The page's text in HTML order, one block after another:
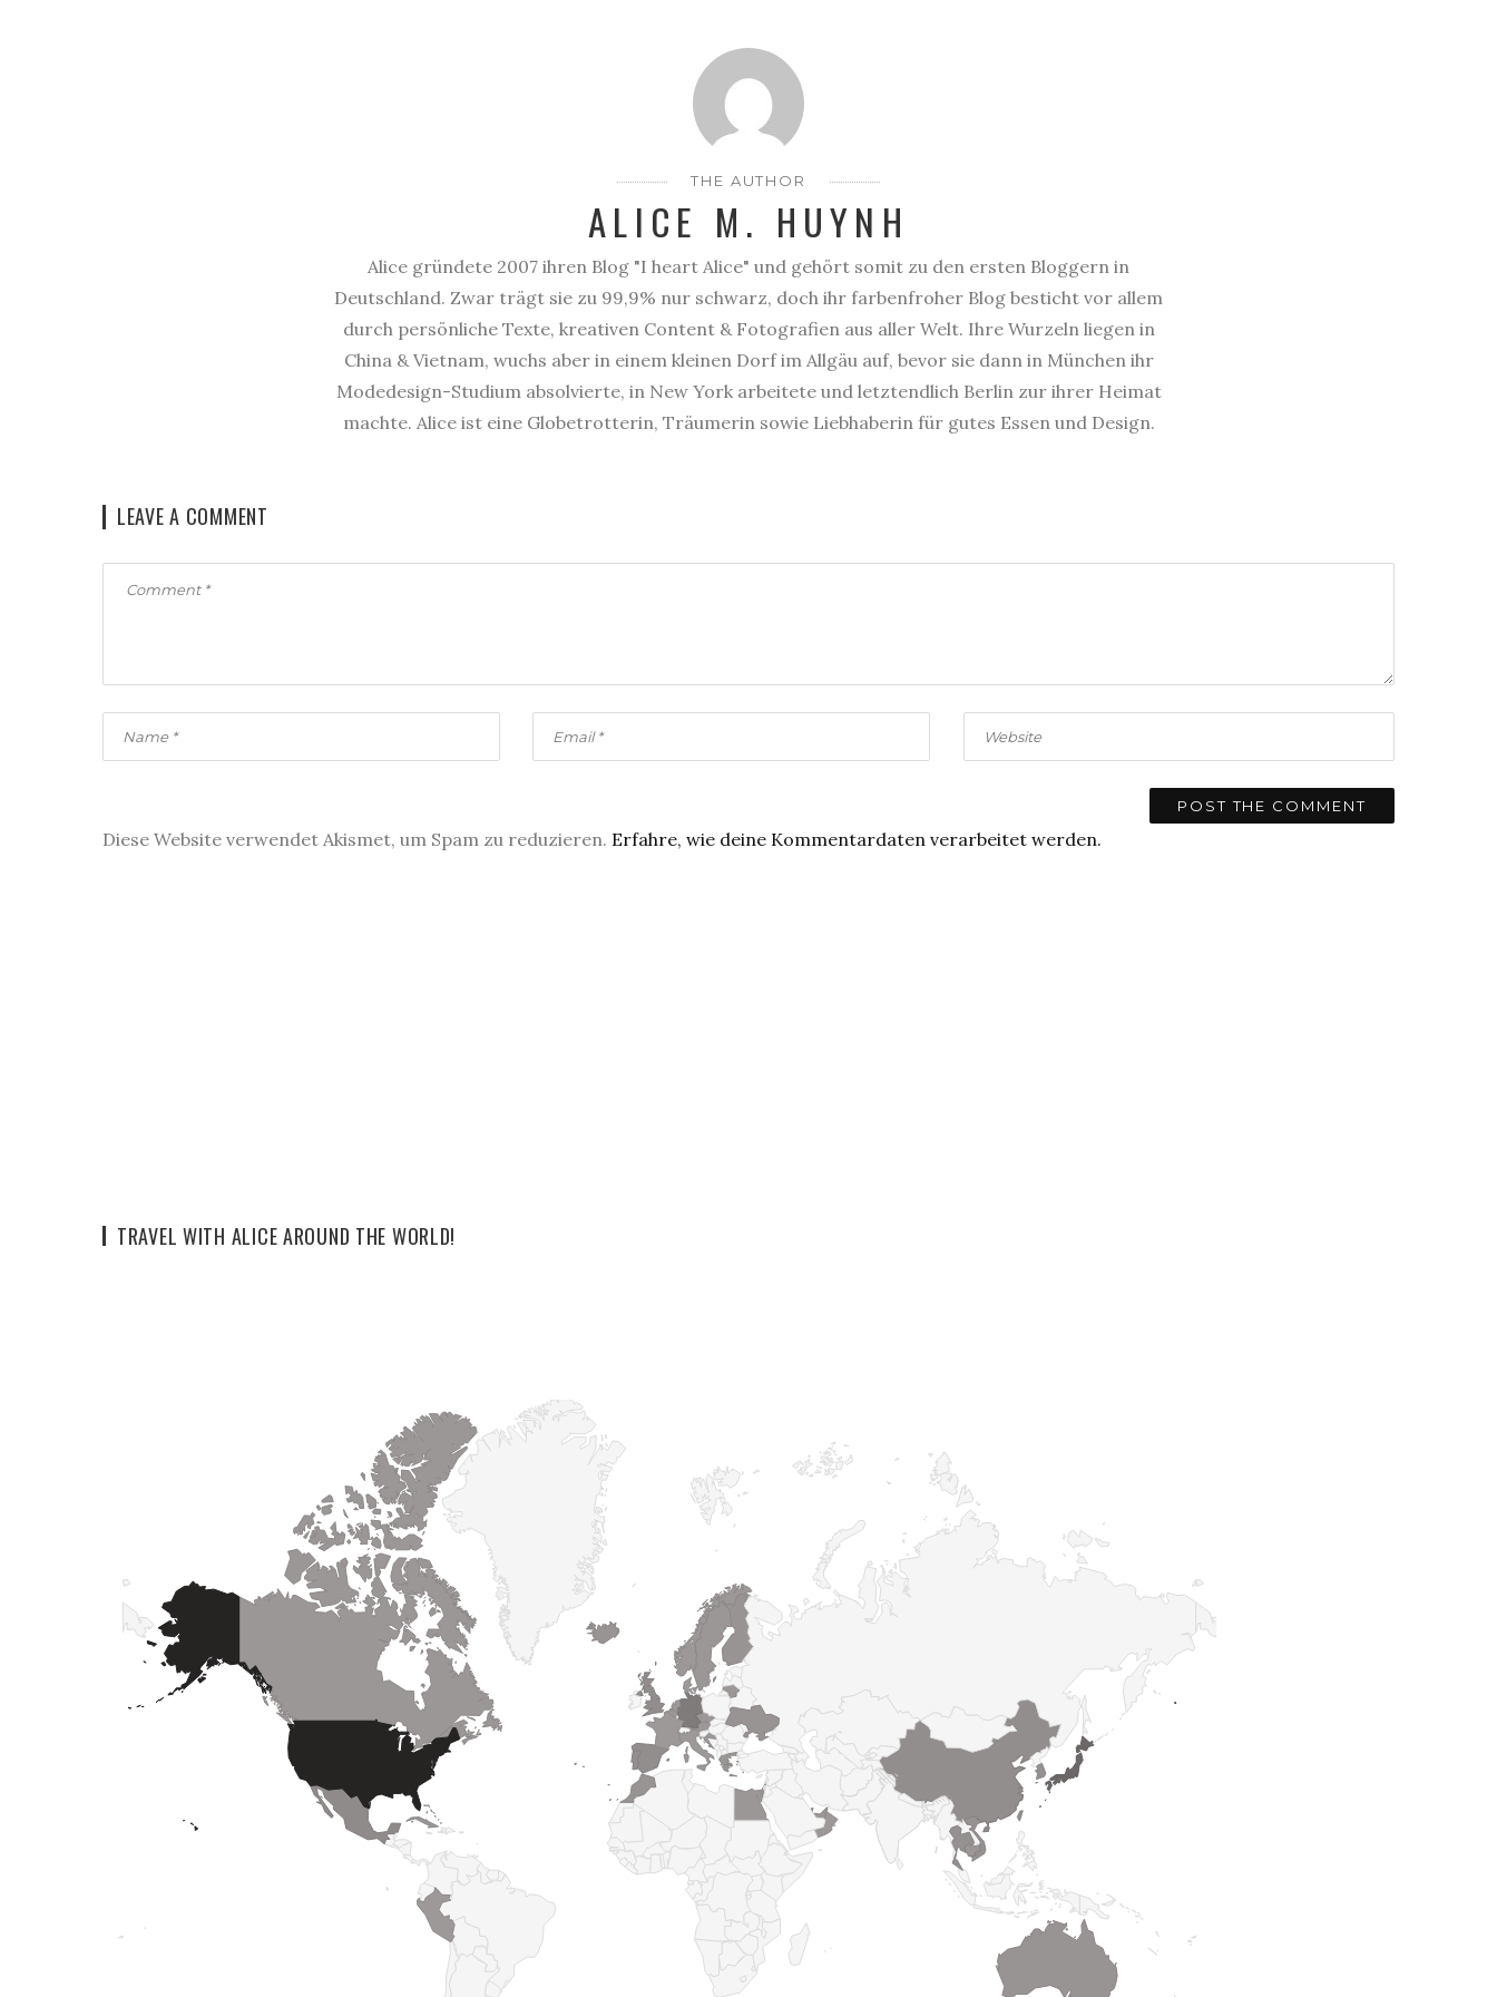
THE AUTHOR
ALICE M. HUYNH
Alice gründete 2007 ihren Blog "I heart Alice" und gehört somit zu den ersten Bloggern in
Deutschland. Zwar trägt sie zu 99,9% nur schwarz, doch ihr farbenfroher Blog besticht vor allem
durch persönliche Texte, kreativen Content & Fotografien aus aller Welt. Ihre Wurzeln liegen in
China & Vietnam, wuchs aber in einem kleinen Dorf im Allgäu auf, bevor sie dann in München ihr
Modedesign-Studium absolvierte, in New York arbeitete und letztendlich Berlin zur ihrer Heimat
machte. Alice ist eine Globetrotterin, Träumerin sowie Liebhaberin für gutes Essen und Design.
LEAVE A COMMENT
Diese Website verwendet Akismet, um Spam zu reduzieren. Erfahre, wie deine Kommentardaten verarbeitet werden.
TRAVEL WITH ALICE AROUND THE WORLD!